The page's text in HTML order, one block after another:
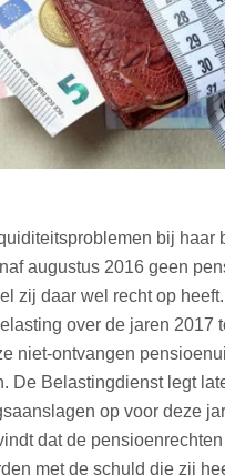
bij haar
augustus 2016 geen
zij daar wel recht op
over de jaren 2017
niet-ontvangen
De Belastingdienst legt
op voor deze
dat de
met de schuld die zij